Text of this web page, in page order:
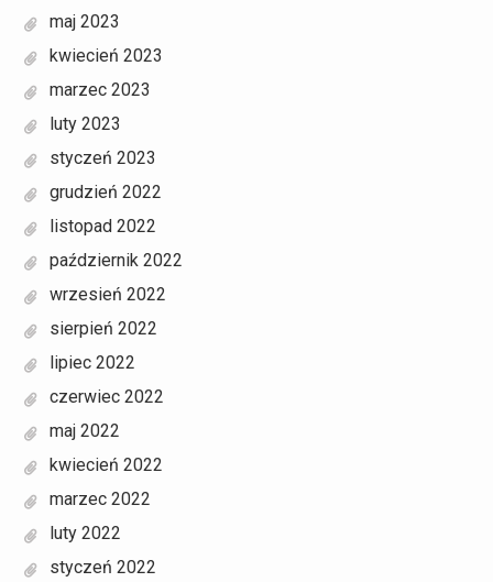
maj 2023
kwiecień 2023
marzec 2023
luty 2023
styczeń 2023
grudzień 2022
listopad 2022
październik 2022
wrzesień 2022
sierpień 2022
lipiec 2022
czerwiec 2022
maj 2022
kwiecień 2022
marzec 2022
luty 2022
styczeń 2022